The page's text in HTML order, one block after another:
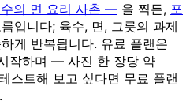
의 면 요리 사촌 — 을 찍든, 포
입니다; 육수, 면, 그릇의 과제
게 반복됩니다. 유료 플랜은
작하며 — 사진 한 장당 약
트해 보고 싶다면 무료 플랜